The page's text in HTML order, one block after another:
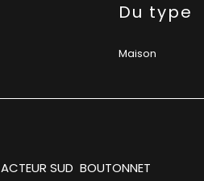
Du type
Maison
ACTEUR SUD BOUTONNET